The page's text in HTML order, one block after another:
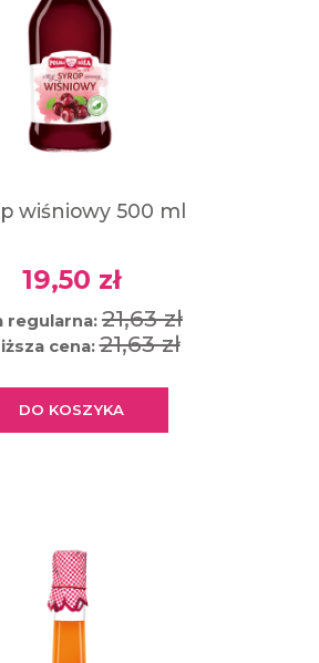
wiśniowy 500 ml
19,50 zł
regularna: 21,63 zł
cena:21,63 zł
DO KOSZYKA